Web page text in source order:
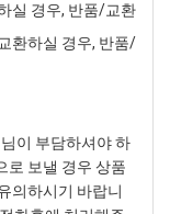
실 경우, 반품/교환
환하실 경우, 반품/
이 부담하셔야 하
로 보낼 경우 상품
의하시기 바랍니